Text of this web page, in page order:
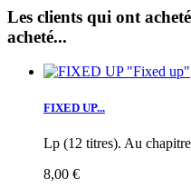
Les clients qui ont
acheté...
FIXED UP...
Lp (12 titres). Au
8,00 €